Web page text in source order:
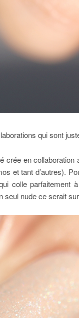
qui sont
crée en
et tant d’autres).
colle parfaitement
seul nude ce serait